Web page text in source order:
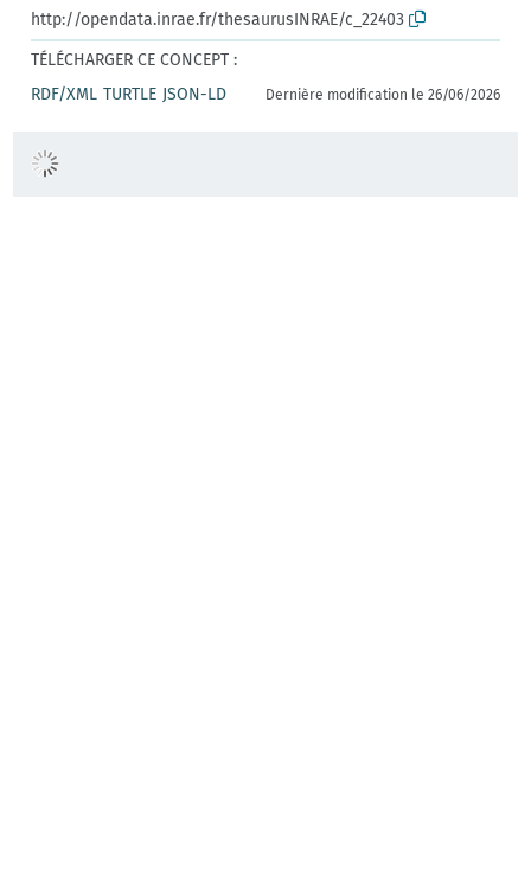
http://opendata.inrae.fr/thesaurusINRAE/c_22403
TÉLÉCHARGER CE CONCEPT :
RDF/XML TURTLE JSON-LD Dernière modification le 26/06/2026